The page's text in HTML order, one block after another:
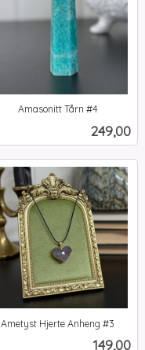
Amasonitt Tårn #4
Pris
249,00
Ametyst Hjerte Anheng #3
Pris
149,00